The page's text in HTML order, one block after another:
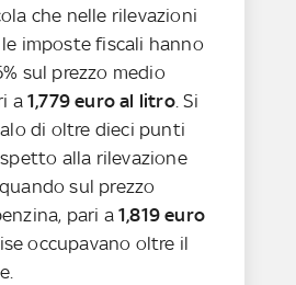
che nelle rilevazioni
imposte fiscali hanno
sul prezzo medio
a1,779 euro al litro. Si
di oltre dieci punti
alla rilevazione
sul prezzo
pari a1,819 euro
occupavano oltre il